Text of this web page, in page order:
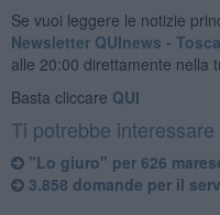
Se vuoi leggere le notizie
Newsletter QUInews -
alle 20:00 direttamente nella
Basta cliccare QUI
Ti potrebbe interessare
"Lo giuro" per 626
3.858 domande per il